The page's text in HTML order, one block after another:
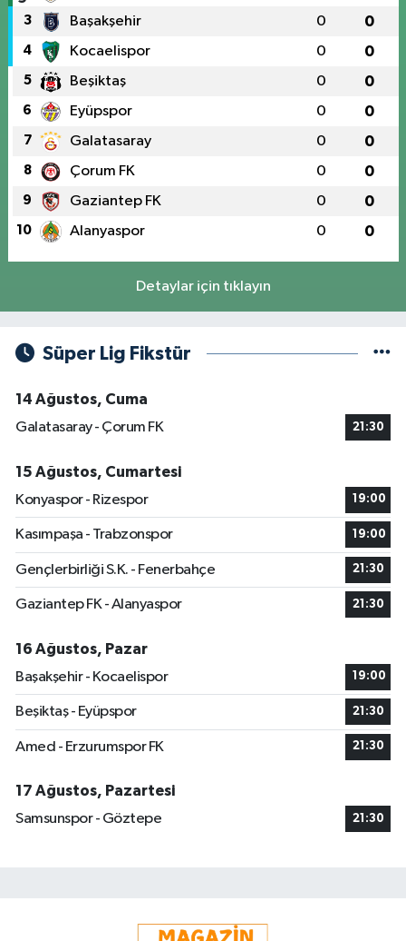
3 Başakşehir 0 0
4 Kocaelispor 0 0
5 Beşiktaş 0 0
6 Eyüpspor 0 0
7 Galatasaray 0 0
8 Çorum FK 0 0
9 Gaziantep FK 0 0
10 Alanyaspor 0 0
Detaylar için tıklayın
Süper Lig Fikstür
14 Ağustos, Cuma
Galatasaray - Çorum FK
21:30
15 Ağustos, Cumartesi
Konyaspor - Rizespor
19:00
Kasımpaşa - Trabzonspor 19:00
Gençlerbirliği S.K. - Fenerbahçe 21:30
Gaziantep FK - Alanyaspor 21:30
16 Ağustos, Pazar
Başakşehir - Kocaelispor
19:00
Beşiktaş - Eyüpspor 21:30
Amed - Erzurumspor FK 21:30
17 Ağustos, Pazartesi
Samsunspor - Göztepe
21:30